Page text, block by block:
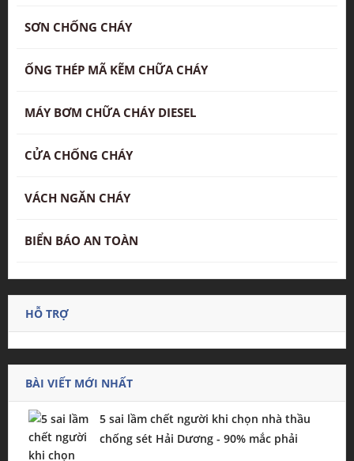
SƠN CHỐNG CHÁY
ỐNG THÉP MÃ KẼM CHỮA CHÁY
MÁY BƠM CHỮA CHÁY DIESEL
CỬA CHỐNG CHÁY
VÁCH NGĂN CHÁY
BIỂN BÁO AN TOÀN
HỖ TRỢ
BÀI VIẾT MỚI NHẤT
5 sai lầm chết người khi chọn nhà thầu
chống sét Hải Dương - 90% mắc phải